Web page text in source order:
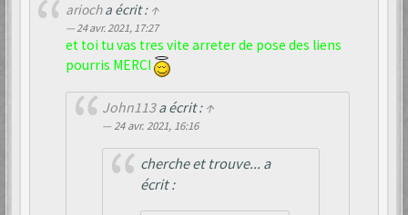
ariocha écrit : ↑
24 avr. 2021, 17:27
et toi tu vas tres vite arreter de pose des liens
pourris MERCI
John113a écrit : ↑
24 avr. 2021, 16:16
cherche et trouve... a
écrit :